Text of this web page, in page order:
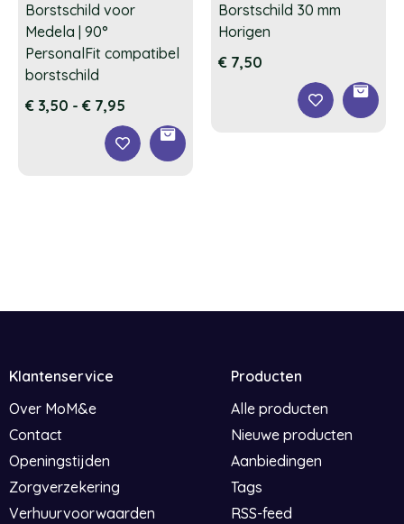
Borstschild voor
Medela | 90°
PersonalFit compatibel
borstschild
€ 3,50 - € 7,95
Borstschild 30 mm
Horigen
€ 7,50
Klantenservice
Over MoM&e
Contact
Openingstijden
Zorgverzekering
Verhuurvoorwaarden
Producten
Alle producten
Nieuwe producten
Aanbiedingen
Tags
RSS-feed